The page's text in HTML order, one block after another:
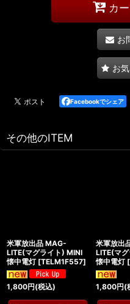
カ
お
お
Facebookでシェア
その他のITEM
米軍放出品 MAG-
LITE(マグライト) MINI
懐中電灯 [TELM1F557]
1,800円(税込)
米軍放出
LITE(マ
懐中電灯 [
1,800円(